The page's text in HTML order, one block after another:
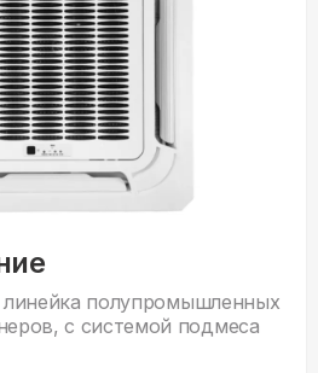
линейка полупромышленных
с системой подмеса